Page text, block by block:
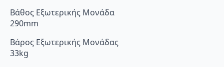
Βάθος Εξωτερικής Μονάδα
290mm
Βάρος Εξωτερικής Μονάδας
33kg